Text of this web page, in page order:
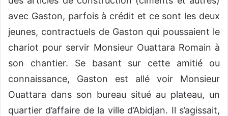
avec Gaston, parfois à crédit et ce sont les deux
jeunes, contractuels de Gaston qui poussaient le
chariot pour servir Monsieur Ouattara Romain à
son chantier. Se basant sur cette amitié ou
connaissance, Gaston est allé voir Monsieur
Ouattara dans son bureau situé au plateau, un
quartier d’affaire de la ville d’Abidjan. Il s’agissait,